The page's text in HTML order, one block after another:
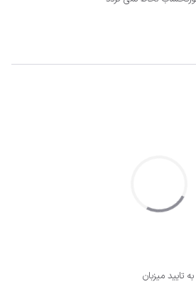
تایید میزبان